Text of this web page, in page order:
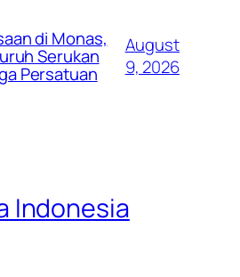
di Monas,
Serukan
Persatuan
August
9, 2026
Indonesia